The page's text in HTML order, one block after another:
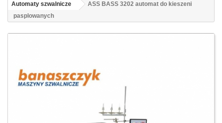
Automaty szwalnicze
ASS BASS 3202 automat do kieszeni
pasplowanych